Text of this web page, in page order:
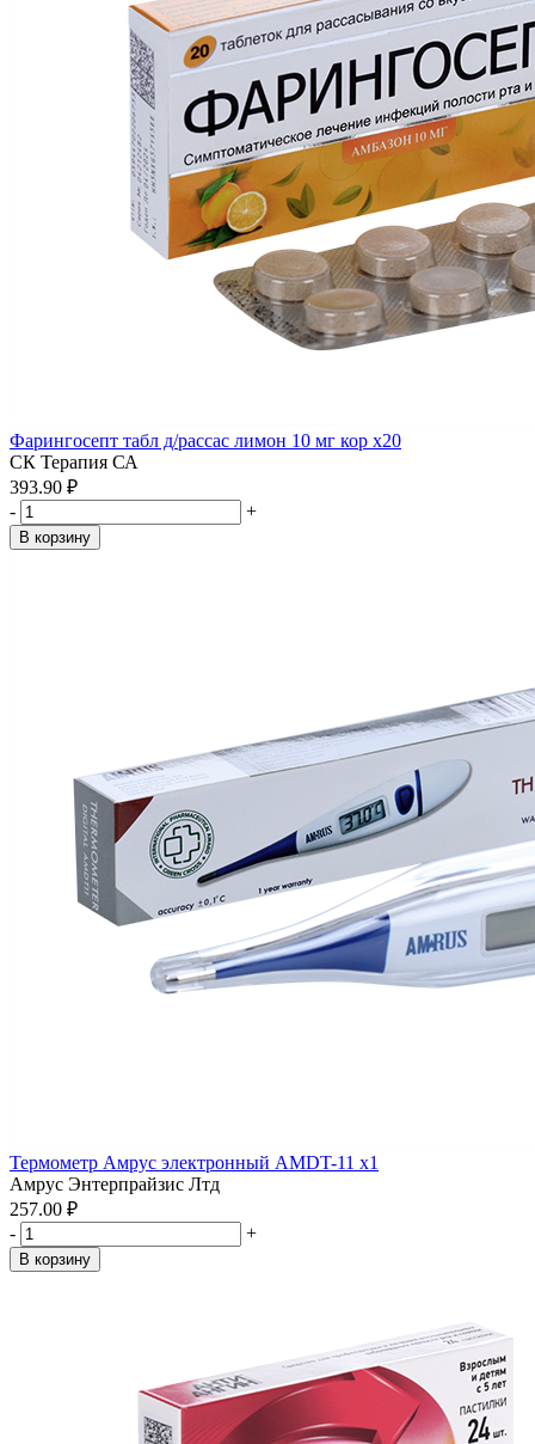
Фарингосепт табл д/рассас лимон 10 мг кор x20
СК Терапия СА
393.90 ₽
-
+
В корзину
Термометр Амрус электронный AMDT-11 x1
Амрус Энтерпрайзис Лтд
257.00 ₽
-
+
В корзину